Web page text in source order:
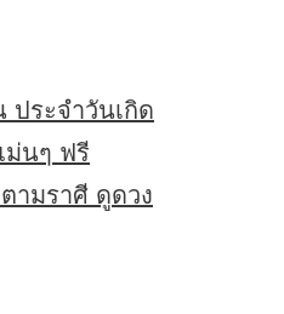
ประจำวันเกิด
ม่นๆ ฟรี
ามราศี ดูดวง